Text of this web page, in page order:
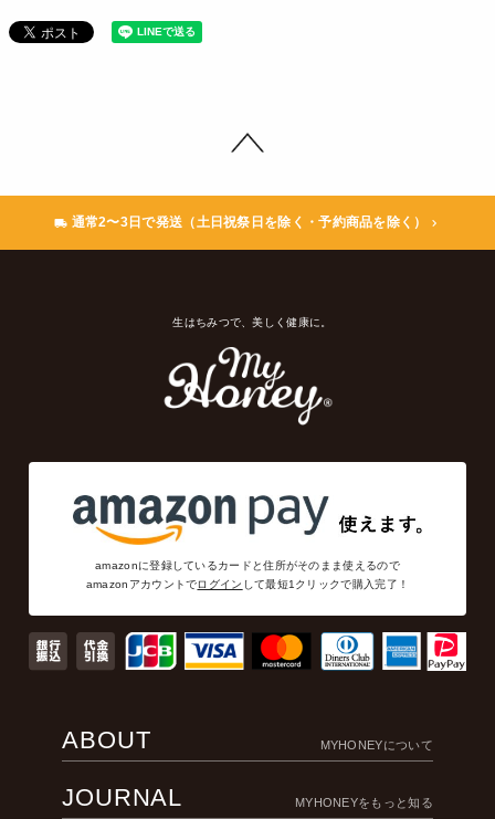
通常2〜3日で発送（土日祝祭日を除く・予約商品を除く）
生はちみつで、美しく健康に。
amazonに登録しているカードと住所がそのまま使えるので
amazonアカウントでログイン して最短1クリックで購入完了！
ABOUT MYHONEYについて
JOURNAL MYHONEYをもっと知る